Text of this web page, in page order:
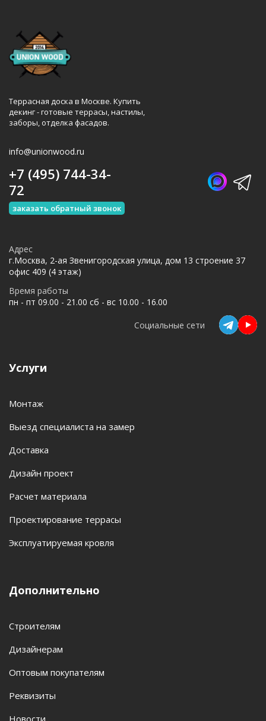
Террасная доска в Москве. Купить
декинг - готовые террасы, настилы,
заборы, отделка фасадов.
info@unionwood.ru
Услуги
Монтаж
Выезд специалиста на замер
Доставка
Дизайн проект
Расчет материала
Проектирование террасы
Эксплуатируемая кровля
Дополнительно
Строителям
Дизайнерам
Оптовым покупателям
Реквизиты
+7 (495) 744-34-
72
заказать обратный звонок
Адрес
г.Москва, 2-ая Звенигородская улица, дом 13 строение 37
офис 409 (4 этаж)
Время работы
пн - пт 09.00 - 21.00 сб - вс 10.00 - 16.00
Социальные сети